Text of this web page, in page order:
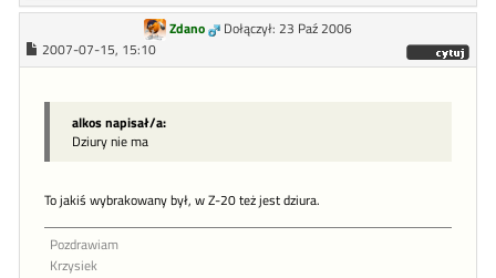
Zdano
Dołączył: 23 Paź 2006
2007-07-15, 15:10
alkos napisał/a:
Dziury nie ma
To jakiś wybrakowany był, w Z-20 też jest dziura.
Pozdrawiam
Krzysiek